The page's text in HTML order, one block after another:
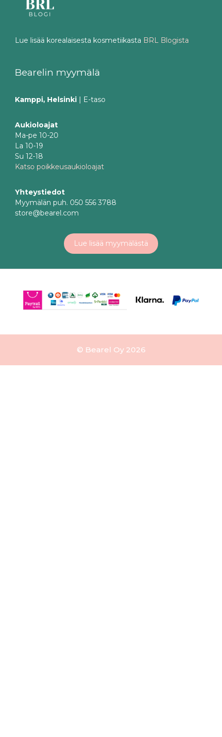
Lue lisää korealaisesta kosmetiikasta BRL Blogista
Bearelin myymälä
Kamppi, Helsinki | E-taso
Aukioloajat
Ma-pe 10-20
La 10-19
Su 12-18
Katso poikkeusaukioloajat
Yhteystiedot
Myymälän puh. 050 556 3788
store@bearel.com
Lue lisää myymälästä
© Bearel Oy 2026